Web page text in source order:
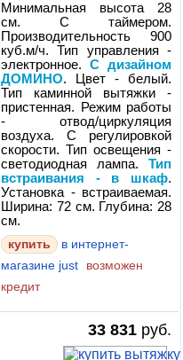
Минимальная высота 28
см. С таймером.
Производительность 900
куб.м/ч. Тип управления -
электронное.С дизайном
ДОМИНО. Цвет - белый.
Тип каминной вытяжки -
пристенная. Режим работы
- отвод/циркуляция
воздуха. С регулировкой
скорости. Тип освещения -
светодиодная лампа.Тип
встраивания - в шкаф.
Установка - встраиваемая.
Ширина: 72 см. Глубина: 28
см.
в интернет-
магазине just
возможен
кредит
33 831 руб.